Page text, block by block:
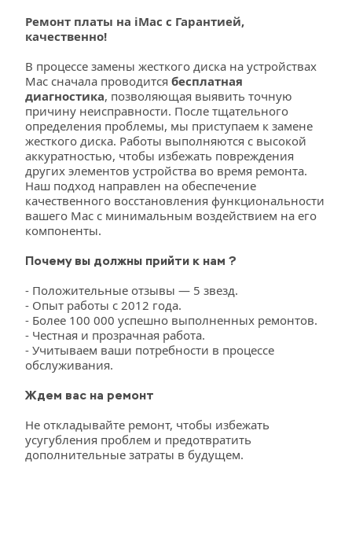
Ремонт платы на iMac с Гарантией,
качественно!
В процессе замены жесткого диска на устройствах
Mac сначала проводится бесплатная
диагностика, позволяющая выявить точную
причину неисправности. После тщательного
определения проблемы, мы приступаем к замене
жесткого диска. Работы выполняются с высокой
аккуратностью, чтобы избежать повреждения
других элементов устройства во время ремонта.
Наш подход направлен на обеспечение
качественного восстановления функциональности
вашего Mac с минимальным воздействием на его
компоненты.
Почему вы должны прийти к нам ?
- Положительные отзывы — 5 звезд.
- Опыт работы с 2012 года.
- Более 100 000 успешно выполненных ремонтов.
- Честная и прозрачная работа.
- Учитываем ваши потребности в процессе
обслуживания.
Ждем вас на ремонт
Не откладывайте ремонт, чтобы избежать
усугубления проблем и предотвратить
дополнительные затраты в будущем.